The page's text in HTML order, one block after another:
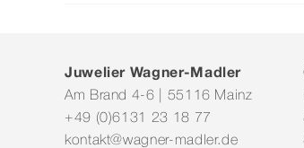
Juwelier Wagner-Madler
Am Brand 4-6 | 55116 Mainz
+49 (0)6131 23 18 77
kontakt@wagner-madler.de